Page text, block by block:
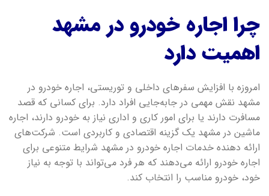
چرا اجاره خودرو در مشهد
اهمیت دارد
امروزه با افزایش سفرهای داخلی و توریستی، اجاره خودرو در
مشهد نقش مهمی در جابه‌جایی افراد دارد. برای کسانی که قصد
مسافرت دارند یا برای امور کاری و اداری نیاز به خودرو دارند، اجاره
ماشین در مشهد یک گزینه اقتصادی و کاربردی است. شرکت‌های
ارائه دهنده خدمات اجاره خودرو در مشهد شرایط متنوعی برای
اجاره خودرو ارائه می‌دهند که هر فرد می‌تواند با توجه به نیاز
خود، خودرو مناسب را انتخاب کند.